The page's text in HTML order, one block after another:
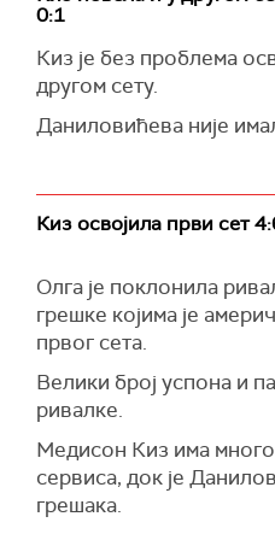
0:1
Киз је без проблема
другом сету.
Даниловићева није
Киз освојила први сет
Олга је поклонила
грешке којима је
првог сета.
Велики број успона и
ривалке.
Медисон Киз има
сервиса, док је
грешака.